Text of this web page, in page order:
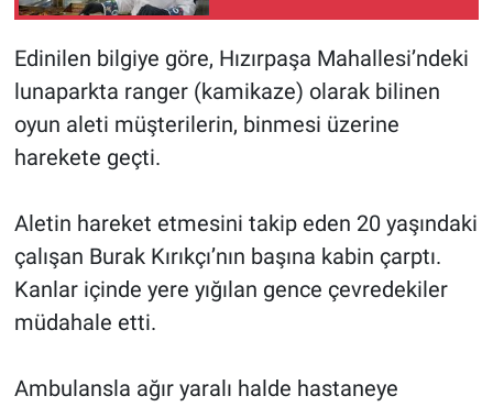
Edinilen bilgiye göre, Hızırpaşa Mahallesi’ndeki
lunaparkta ranger (kamikaze) olarak bilinen
oyun aleti müşterilerin, binmesi üzerine
harekete geçti.
Aletin hareket etmesini takip eden 20 yaşındaki
çalışan Burak Kırıkçı’nın başına kabin çarptı.
Kanlar içinde yere yığılan gence çevredekiler
müdahale etti.
Ambulansla ağır yaralı halde hastaneye